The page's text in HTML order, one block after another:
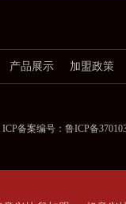
产品展示 加盟政策
备案编号：鲁ICP备